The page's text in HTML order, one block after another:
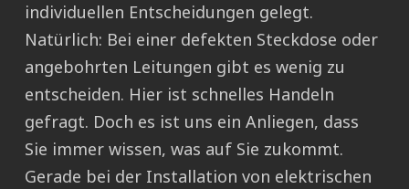
individuellen Entscheidungen gelegt.
Natürlich: Bei einer defekten Steckdose oder
angebohrten Leitungen gibt es wenig zu
entscheiden. Hier ist schnelles Handeln
gefragt. Doch es ist uns ein Anliegen, dass
Sie immer wissen, was auf Sie zukommt.
Gerade bei der Installation von elektrischen